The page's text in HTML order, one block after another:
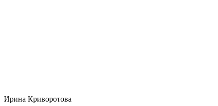
Ирина Криворотова